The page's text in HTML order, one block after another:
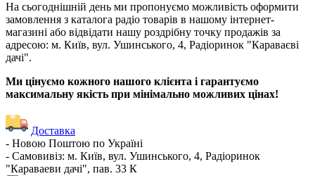
На сьогоднішній день ми пропонуємо можливість оформити
замовлення з каталога радіо товарів в нашому інтернет-
магазині або відвідати нашу роздрібну точку продажів за
адресою: м. Київ, вул. Ушинського, 4, Радіоринок "Караваєві
дачі".
Ми цінуємо кожного нашого клієнта і гарантуємо
максимальну якість при мінімально можливих цінах!
Доставка
- Новою Поштою по Україні
- Самовивіз: м. Київ, вул. Ушинського, 4, Радіоринок
"Караваеви дачі", пав. 33 К